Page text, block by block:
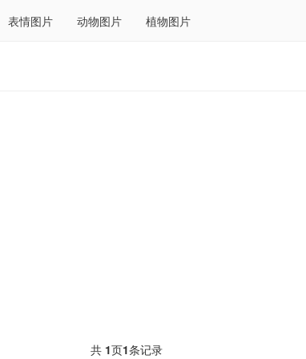
表情图片 动物图片 植物图片
共 1页1条记录